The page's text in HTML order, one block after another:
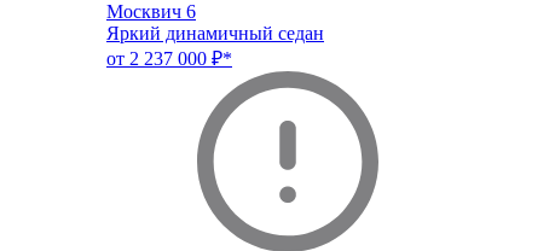
Москвич 6
Яркий динамичный седан
от 2 237 000 ₽*